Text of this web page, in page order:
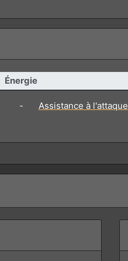
Énergie
- Assistance à l'attaque